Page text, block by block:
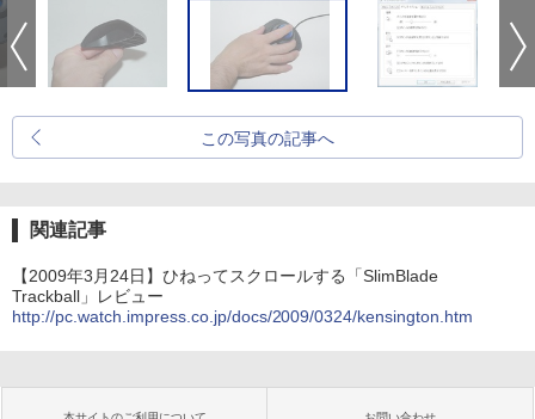
この写真の記事へ
関連記事
【2009年3月24日】ひねってスクロールする「SlimBlade
Trackball」レビュー
http://pc.watch.impress.co.jp/docs/2009/0324/kensington.htm